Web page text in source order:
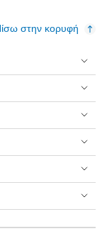
στην κορυφή